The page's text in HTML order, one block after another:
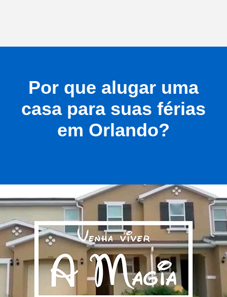
Por que alugar uma
casa para suas férias
em Orlando?